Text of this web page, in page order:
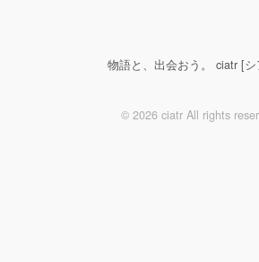
物語と、出会おう。 ciatr [
© 2026 ciatr All rights